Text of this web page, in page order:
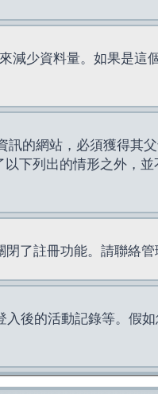
減少資料量。如果是這
的網站，必須獲得其
下列出的情形之外，
了註冊功能。請聯絡管
後的活動記錄等。假